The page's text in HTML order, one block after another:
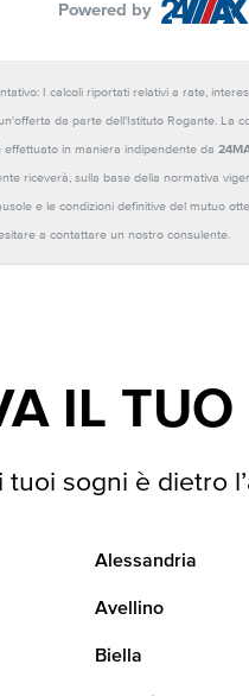
Powered by
I calcoli riportati relativi a rate,
da parte dell'Istituto Rogante. La
effettuato in maniera indipendente da
riceverà, sulla base della normativa
e le condizioni definitive del mutuo
a contattare un nostro consulente.
IL
tuoi sogni è dietro
Alessandria
Avellino
Biella